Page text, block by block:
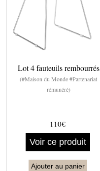
Lot 4 fauteuils rembourrés
(#Maison du Monde #Partenariat
rémunéré)
110€
Voir ce produit
Ajouter au panier